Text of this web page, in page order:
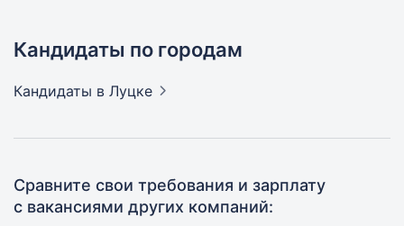
Кандидаты по городам
Кандидаты в Луцке
Сравните свои требования и зарплату
с вакансиями других компаний: